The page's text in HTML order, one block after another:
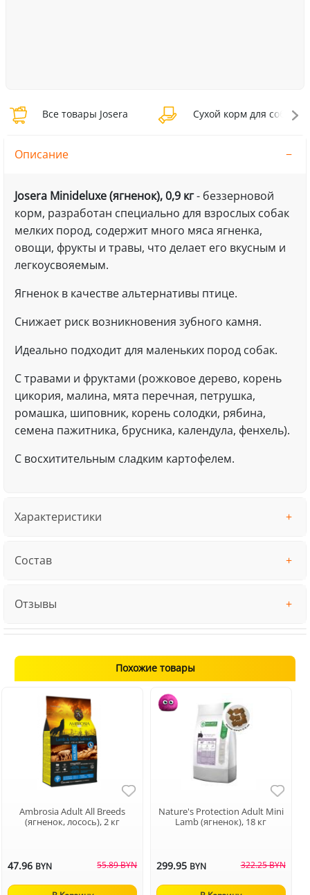
Все товары Josera Сухой корм для собак
Описание
Josera Minideluxe (ягненок), 0,9 кг- беззерновой
корм, разработан специально для взрослых собак
мелких пород, содержит много мяса ягненка,
овощи, фрукты и травы, что делает его вкусным и
легкоусвояемым.
Ягненок в качестве альтернативы птице.
Снижает риск возникновения зубного камня.
Идеально подходит для маленьких пород собак.
С травами и фруктами (рожковое дерево, корень
цикория, малина, мята перечная, петрушка,
ромашка, шиповник, корень солодки, рябина,
семена пажитника, брусника, календула, фенхель).
С восхитительным сладким картофелем.
Характеристики
Состав
Отзывы
Похожие товары
Ambrosia Adult All Breeds
(ягненок, лосось), 2 кг
47.96 BYN 55.89 BYN
Nature's Protection Adult Mini
Lamb (ягненок), 18 кг
299.95 BYN 322.25 BYN